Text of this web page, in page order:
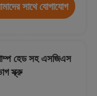
সাথে যোগাযোগ
হেড সহ এসজিএস
স্ক্রু